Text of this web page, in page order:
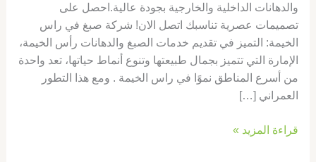
والدهانات الداخلية والخارجية بجودة عالية.احصل على
تصميمات عصرية تناسبك اتصل الان! شركة صبغ في راس
الخيمة: التميز في تقديم خدمات الصبغ والدهانات رأس الخيمة،
الإمارة التي تتميز بجمال طبيعتها وتنوع أنماط حياتها، تعد واحدة
من أسرع المناطق نموًا في راس الخيمة . ومع هذا التطور
العمراني […]
قراءة المزيد »